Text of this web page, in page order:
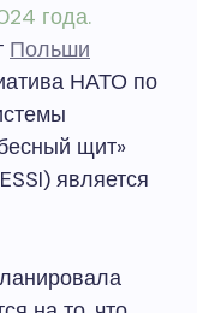
года.
Польши
НАТО по
щит»
является